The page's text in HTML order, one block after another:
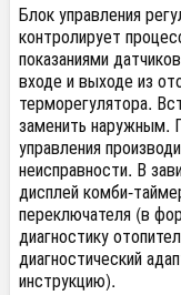
Блок управления
контролирует
показаниями
входе и выходе из
терморегулятора.
заменить наружным.
управления
неисправности. В
дисплей комби-
переключателя (в
диагностику
диагностический
инструкцию).